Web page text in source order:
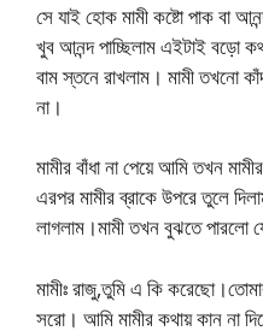
সে যাই হোক মামী কষ্টো পাক বা
খুব আনন্দ পাচ্ছিলাম এইটাই বড়ো
বাম স্তনে রাখলাম। মামী তখনো
না।
মামীর বাঁধা না পেয়ে আমি তখন
এরপর মামীর ব্রাকে উপরে তুলে
লাগলাম।মামী তখন বুঝতে পারলো
মামীঃ রাজু,তুমি এ কি
সরো। আমি মামীর কথায় কান না